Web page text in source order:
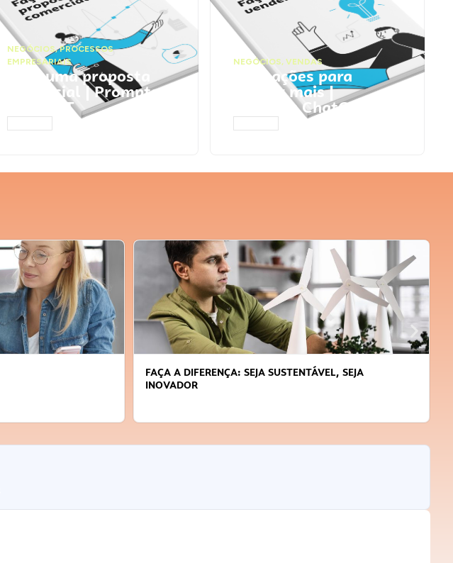
NEGÓCIOS,PROCESSOS
EMPRESARIAIS
Faça uma proposta
comercial | Prompts
ChatGPT
NEGÓCIOS, VENDAS
Faça ações para
vender mais |
Prompts ChatGPT
FAÇA A DIFERENÇA: SEJA SUSTENTÁVEL, SEJA
INOVADOR